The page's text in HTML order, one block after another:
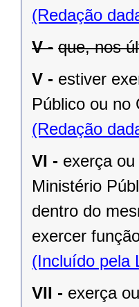
(Redação
V - que, nos
V - estiver
Público ou no
(Redação
VI - exerça
Ministério
dentro do
exercer
(Incluído pela
VII - exerça